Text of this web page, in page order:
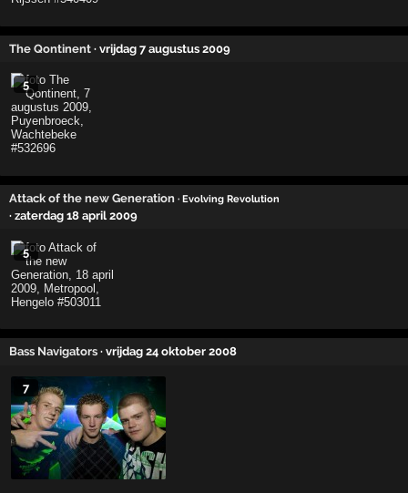
The Qontinent · vrijdag 7 augustus 2009
5
Attack of the new Generation · Evolving Revolution
· zaterdag 18 april 2009
5
Bass Navigators · vrijdag 24 oktober 2008
7